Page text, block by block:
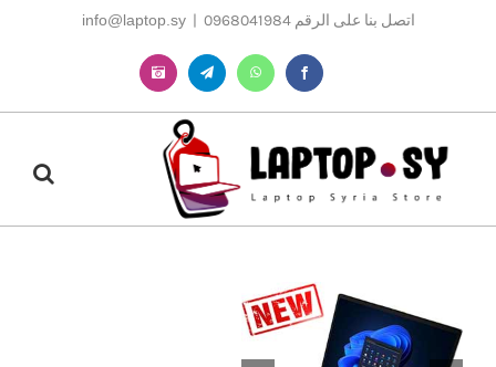
اتصل بنا على الرقم 0968041984 |
info@laptop.sy
Facebook
WhatsApp
Telegram
Instagram